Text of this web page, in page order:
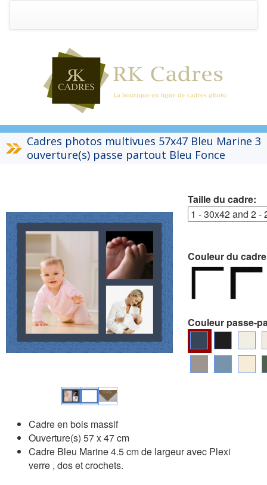
Cadres photos multivues 57x47 Bleu Marine 3
ouverture(s) passe partout Bleu Fonce
Taille du cadre:
Couleur du
Couleur passe-
Cadre en bois massif
Ouverture(s) 57 x 47 cm
Cadre Bleu Marine 4.5 cm de largeur avec Plexi
verre , dos et crochets.